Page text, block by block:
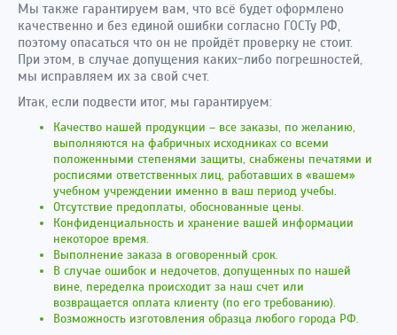
Мы также гарантируем вам, что всё будет оформлено
качественно и без единой ошибки согласно ГОСТу РФ,
поэтому опасаться что он не пройдёт проверку не стоит.
При этом, в случае допущения каких-либо погрешностей,
мы исправляем их за свой счет.
Итак, если подвести итог, мы гарантируем:
Качество нашей продукции – все заказы, по желанию,
выполняются на фабричных исходниках со всеми
положенными степенями защиты, снабжены печатями и
росписями ответственных лиц, работавших в «вашем»
учебном учреждении именно в ваш период учебы.
Отсутствие предоплаты, обоснованные цены.
Конфиденциальность и хранение вашей информации
некоторое время.
Выполнение заказа в оговоренный срок.
В случае ошибок и недочетов, допущенных по нашей
вине, переделка происходит за наш счет или
возвращается оплата клиенту (по его требованию).
Возможность изготовления образца любого города РФ.